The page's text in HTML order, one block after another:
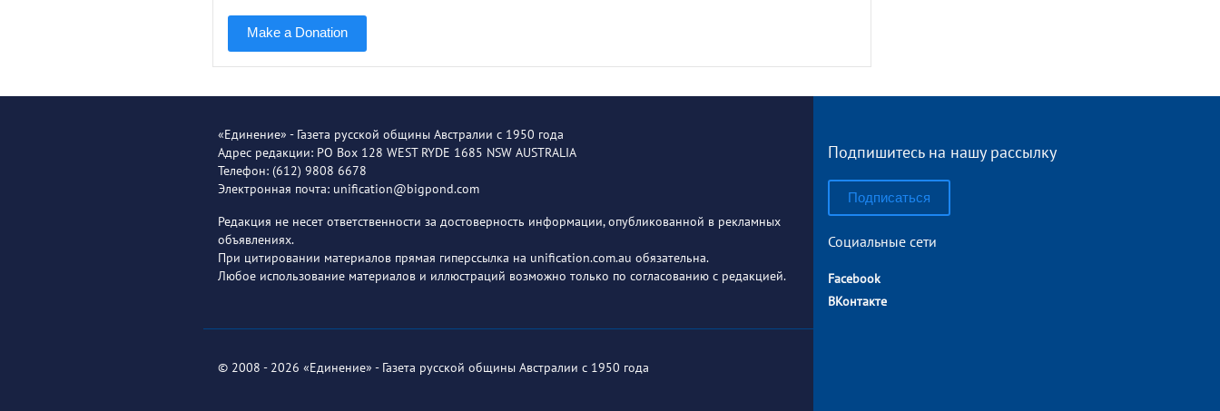
Make a Donation
«Единение» - Газета русской общины Австралии с 1950 года
Адрес редакции: PO Box 128 WEST RYDE 1685 NSW AUSTRALIA
Телефон: (612) 9808 6678
Электронная почта: unification@bigpond.com
Редакция не несет ответственности за достоверность информации, опубликованной в рекламных
объявлениях.
При цитировании материалов прямая гиперссылка на unification.com.au обязательна.
Любое использование материалов и иллюстраций возможно только по согласованию с редакцией.
© 2008 - 2026 «Единение» - Газета русской общины Австралии с 1950 года
Подпишитесь на нашу рассылку
Подписаться
Социальные сети
Facebook
ВКонтакте